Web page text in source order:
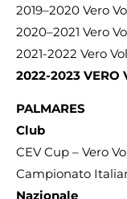
2019–2020 Vero
2020–2021 Vero
2021-2022 Vero
2022-2023 VERO
PALMARES
Club
CEV Cup – Vero
Campionato
Nazionale